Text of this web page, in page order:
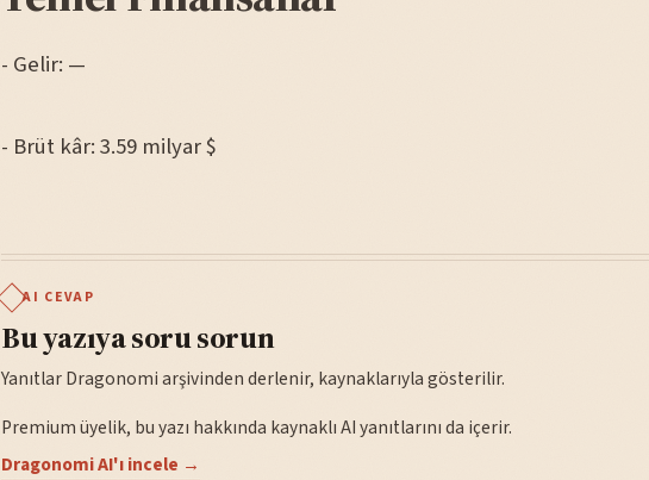
- Gelir: —
- Brüt kâr: 3.59 milyar $
AI CEVAP
Bu yazıya soru sorun
Yanıtlar Dragonomi arşivinden derlenir, kaynaklarıyla gösterilir.
Premium üyelik, bu yazı hakkında kaynaklı AI yanıtlarını da içerir.
Dragonomi AI'ı incele →